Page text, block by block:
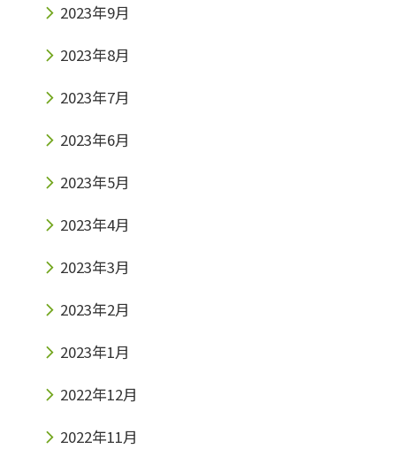
2023年9月
2023年8月
2023年7月
2023年6月
2023年5月
2023年4月
2023年3月
2023年2月
2023年1月
2022年12月
2022年11月